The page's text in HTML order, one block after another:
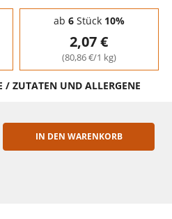
ab 6Stück 10%
2,07 €
(80,86 €/1 kg)
/ ZUTATEN UND ALLERGENE
IN DEN WARENKORB